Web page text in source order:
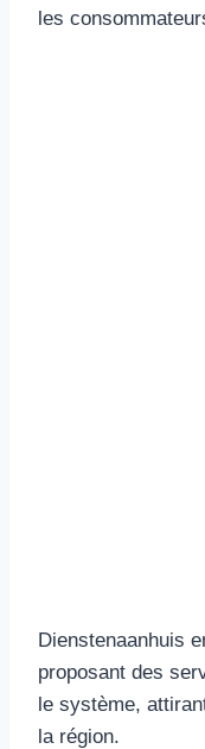
les
Dienstenaanhuis
proposant des
le système,
la région.